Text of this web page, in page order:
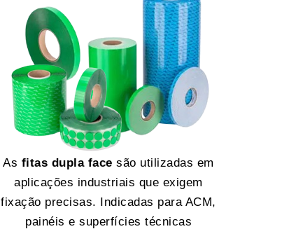
As fitas dupla face são utilizadas em
aplicações industriais que exigem
fixação precisas. Indicadas para ACM,
painéis e superfícies técnicas